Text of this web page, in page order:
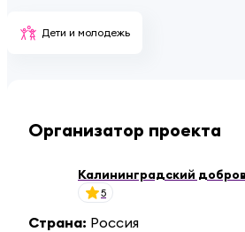
Дети и молодежь
Организатор проекта
Калининградский
5
Страна: Россия